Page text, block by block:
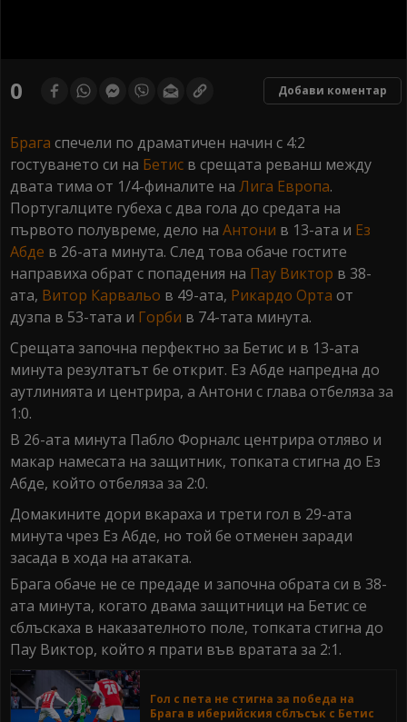
of0 Добави коментар
Брага спечели по драматичен начин с 4:2
гостуването си на Бетис в срещата реванш между
двата тима от 1/4-финалите на Лига Европа.
Португалците губеха с два гола до средата на
първото полувреме, дело на Антони в 13-ата и Ез
Абде в 26-ата минута. След това обаче гостите
направиха обрат с попадения на Пау Виктор в 38-
ата, Витор Карвальо в 49-ата, Рикардо Орта от
дузпа в 53-тата и Горби в 74-тата минута.
Срещата започна перфектно за Бетис и в 13-ата
минута резултатът бе открит. Ез Абде напредна до
аутлинията и центрира, а Антони с глава отбеляза за
1:0.
В 26-ата минута Пабло Форналс центрира отляво и
макар намесата на защитник, топката стигна до Ез
Абде, който отбеляза за 2:0.
Домакините дори вкараха и трети гол в 29-ата
минута чрез Ез Абде, но той бе отменен заради
засада в хода на атаката.
Брага обаче не се предаде и започна обрата си в 38-
ата минута, когато двама защитници на Бетис се
сблъскаха в наказателното поле, топката стигна до
Пау Виктор, който я прати във вратата за 2:1.
Гол с пета не стигна за победа на
Брага в иберийския сблъсък с Бетис